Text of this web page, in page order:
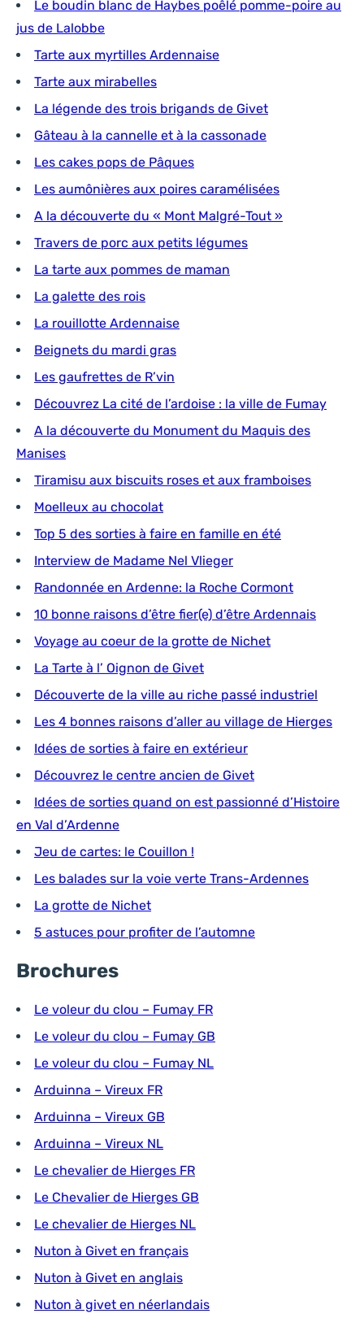
Le boudin blanc de Haybes poêlé pomme-poire au
jus de Lalobbe
Tarte aux myrtilles Ardennaise
Tarte aux mirabelles
La légende des trois brigands de Givet
Gâteau à la cannelle et à la cassonade
Les cakes pops de Pâques
Les aumônières aux poires caramélisées
A la découverte du « Mont Malgré-Tout »
Travers de porc aux petits légumes
La tarte aux pommes de maman
La galette des rois
La rouillotte Ardennaise
Beignets du mardi gras
Les gaufrettes de R’vin
Découvrez La cité de l’ardoise : la ville de Fumay
A la découverte du Monument du Maquis des
Manises
Tiramisu aux biscuits roses et aux framboises
Moelleux au chocolat
Top 5 des sorties à faire en famille en été
Interview de Madame Nel Vlieger
Randonnée en Ardenne: la Roche Cormont
10 bonne raisons d’être fier(e) d’être Ardennais
Voyage au coeur de la grotte de Nichet
La Tarte à l’ Oignon de Givet
Découverte de la ville au riche passé industriel
Les 4 bonnes raisons d’aller au village de Hierges
Idées de sorties à faire en extérieur
Découvrez le centre ancien de Givet
Idées de sorties quand on est passionné d’Histoire
en Val d’Ardenne
Jeu de cartes: le Couillon !
Les balades sur la voie verte Trans-Ardennes
La grotte de Nichet
5 astuces pour profiter de l’automne
Brochures
Le voleur du clou – Fumay FR
Le voleur du clou – Fumay GB
Le voleur du clou – Fumay NL
Arduinna – Vireux FR
Arduinna – Vireux GB
Arduinna – Vireux NL
Le chevalier de Hierges FR
Le Chevalier de Hierges GB
Le chevalier de Hierges NL
Nuton à Givet en français
Nuton à Givet en anglais
Nuton à givet en néerlandais